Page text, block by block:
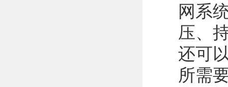
网系
压、
还可
所需